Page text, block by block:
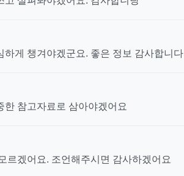
게 챙겨야겠군요. 좋은 정보 감사합니다
한 참고자료로 삼아야겠어요
르겠어요. 조언해주시면 감사하겠어요